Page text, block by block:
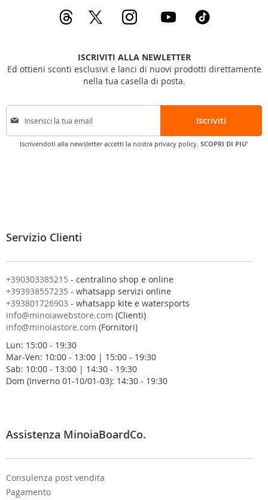
ISCRIVITI ALLA NEWLETTER
Ed ottieni sconti esclusivi e lanci di nuovi prodotti direttamente
nella tua casella di posta.
I
c
l
n
o
s
t
r
a
e
w
s
l
e
:
Iscriviti
Iscrivendoti alla newsletter accetti la nostra privacy policy. SCOPRI DI PIU'
Servizio Clienti
+390303385215 - centralino shop e online
+393938557235 - whatsapp servizi online
+393801726903 - whatsapp kite e watersports
info@minoiawebstore.com (Clienti)
info@minoiastore.com (Fornitori)
Lun: 15:00 - 19:30
Mar-Ven: 10:00 - 13:00 | 15:00 - 19:30
Sab: 10:00 - 13:00 | 14:30 - 19:30
Dom (Inverno 01-10/01-03): 14:30 - 19:30
Assistenza MinoiaBoardCo.
Consulenza post vendita
Pagamento